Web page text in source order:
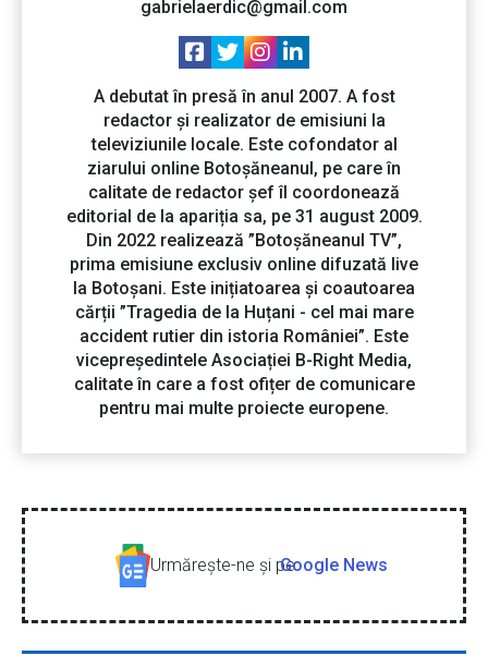
gabrielaerdic@gmail.com
A debutat în presă în anul 2007. A fost
redactor și realizator de emisiuni la
televiziunile locale. Este cofondator al
ziarului online Botoșăneanul, pe care în
calitate de redactor șef îl coordonează
editorial de la apariția sa, pe 31 august 2009.
Din 2022 realizează ”Botoșăneanul TV”,
prima emisiune exclusiv online difuzată live
la Botoșani. Este inițiatoarea și coautoarea
cărții ”Tragedia de la Huțani - cel mai mare
accident rutier din istoria României”. Este
vicepreședintele Asociației B-Right Media,
calitate în care a fost ofițer de comunicare
pentru mai multe proiecte europene.
Urmăreşte-ne şi peGoogle News